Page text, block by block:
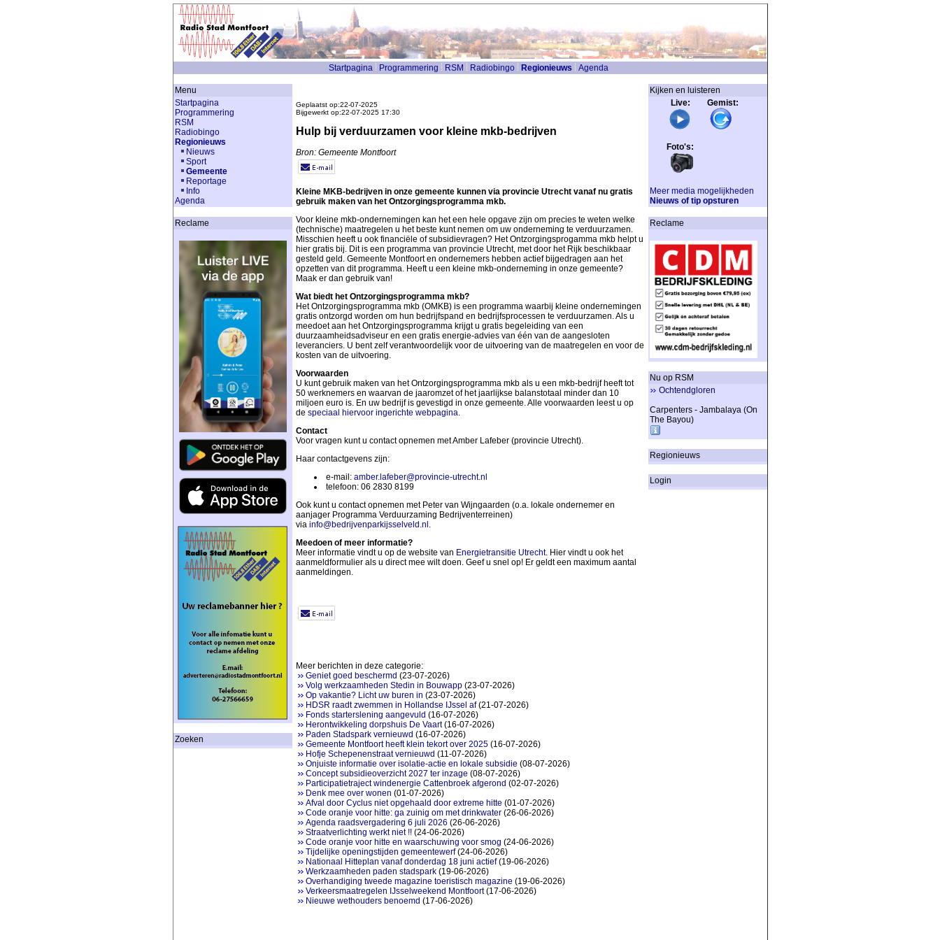
Startpagina Programmering RSM Radiobingo Regionieuws Agenda
Menu
Startpagina
Programmering
RSM
Radiobingo
Regionieuws
Nieuws
Sport
Gemeente
Reportage
Info
Agenda
Reclame
Zoeken
Geplaatst op:22-07-2025
Bijgewerkt op:22-07-2025 17:30
Hulp bij verduurzamen voor kleine mkb-bedrijven
Bron: Gemeente Montfoort
Kleine MKB-bedrijven in onze gemeente kunnen via provincie Utrecht vanaf nu gratis
gebruik maken van het Ontzorgingsprogramma mkb.
Voor kleine mkb-ondernemingen kan het een hele opgave zijn om precies te weten welke
(technische) maatregelen u het beste kunt nemen om uw onderneming te verduurzamen.
Misschien heeft u ook financiële of subsidievragen? Het Ontzorgingsprogamma mkb helpt u
hier gratis bij. Dit is een programma van provincie Utrecht, met door het Rijk beschikbaar
gesteld geld. Gemeente Montfoort en ondernemers hebben actief bijgedragen aan het
opzetten van dit programma. Heeft u een kleine mkb-onderneming in onze gemeente?
Maak er dan gebruik van!
Wat biedt het Ontzorgingsprogramma mkb?
Het Ontzorgingsprogramma mkb (OMKB) is een programma waarbij kleine ondernemingen
gratis ontzorgd worden om hun bedrijfspand en bedrijfsprocessen te verduurzamen. Als u
meedoet aan het Ontzorgingsprogramma krijgt u gratis begeleiding van een
duurzaamheidsadviseur en een gratis energie-advies van één van de aangesloten
leveranciers. U bent zelf verantwoordelijk voor de uitvoering van de maatregelen en voor de
kosten van de uitvoering.
Voorwaarden
U kunt gebruik maken van het Ontzorgingsprogramma mkb als u een mkb-bedrijf heeft tot
50 werknemers en waarvan de jaaromzet of het jaarlijkse balanstotaal minder dan 10
miljoen euro is. En uw bedrijf is gevestigd in onze gemeente. Alle voorwaarden leest u op
de speciaal hiervoor ingerichte webpagina
Contact
Voor vragen kunt u contact opnemen met Amber Lafeber (provincie Utrecht).
Haar contactgevens zijn:
e-mail: amber.lafeber@provincie-utrecht.nl
telefoon: 06 2830 8199
Ook kunt u contact opnemen met Peter van Wijngaarden (o.a. lokale ondernemer en
aanjager Programma Verduurzaming Bedrijventerreinen)
via info@bedrijvenparkijsselveld.nl
Meedoen of meer informatie?
Meer informatie vindt u op de website van Energietransitie Utrecht. Hier vindt u ook het
aanmeldformulier als u direct mee wilt doen. Geef u snel op! Er geldt een maximum aantal
aanmeldingen.
Meer berichten in deze categorie:
Geniet goed beschermd (23-07-2026)
Volg werkzaamheden Stedin in Bouwapp(23-07-2026)
Op vakantie? Licht uw buren in (23-07-2026)
HDSR raadt zwemmen in Hollandse IJssel af(21-07-2026)
Fonds starterslening aangevuld (16-07-2026)
Herontwikkeling dorpshuis De Vaart(16-07-2026)
Paden Stadspark vernieuwd (16-07-2026)
Gemeente Montfoort heeft klein tekort over 2025(16-07-2026)
Hofje Schepenenstraat vernieuwd (11-07-2026)
Onjuiste informatie over isolatie-actie en lokale subsidie (08-07-2026)
Concept subsidieoverzicht 2027 ter inzage (08-07-2026)
Participatietraject windenergie Cattenbroek afgerond (02-07-2026)
Denk mee over wonen (01-07-2026)
Afval door Cyclus niet opgehaald door extreme hitte (01-07-2026)
Code oranje voor hitte: ga zuinig om met drinkwater(26-06-2026)
Agenda raadsvergadering 6 juli 2026 (26-06-2026)
Straatverlichting werkt niet !!(24-06-2026)
Code oranje voor hitte en waarschuwing voor smog (24-06-2026)
Tijdelijke openingstijden gemeentewerf(24-06-2026)
Nationaal Hitteplan vanaf donderdag 18 juni actief(19-06-2026)
Werkzaamheden paden stadspark(19-06-2026)
Overhandiging tweede magazine toeristisch magazine (19-06-2026)
Verkeersmaatregelen IJsselweekend Montfoort(17-06-2026)
Nieuwe wethouders benoemd (17-06-2026)
Kijken en luisteren
Live: Gemist:
Foto's:
Meer media mogelijkheden
Nieuws of tip opsturen
Reclame
Nu op RSM
Ochtendgloren
Carpenters - Jambalaya (On
The Bayou)
Regionieuws
Login